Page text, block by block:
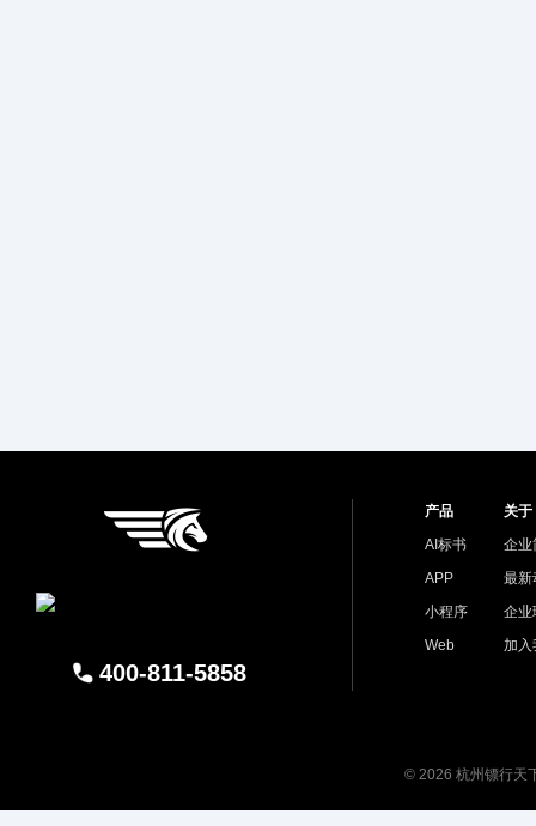
400-811-5858
产品
AI标书
APP
小程序
Web
关于
企业
最新
企业
加入
© 2026 杭州镖行天